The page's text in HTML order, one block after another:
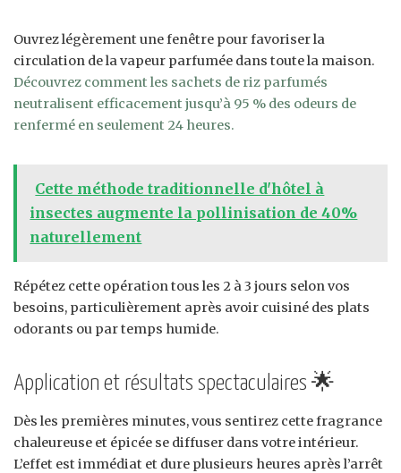
Ouvrez légèrement une fenêtre pour favoriser la
circulation de la vapeur parfumée dans toute la maison.
Découvrez comment les sachets de riz parfumés
neutralisent efficacement jusqu’à 95 % des odeurs de
renfermé en seulement 24 heures.
Cette méthode traditionnelle d'hôtel à
insectes augmente la pollinisation de 40%
naturellement
Répétez cette opération tous les 2 à 3 jours selon vos
besoins, particulièrement après avoir cuisiné des plats
odorants ou par temps humide.
Application et résultats spectaculaires 🌟
Dès les premières minutes, vous sentirez cette fragrance
chaleureuse et épicée se diffuser dans votre intérieur.
L’effet est immédiat et dure plusieurs heures après l’arrêt